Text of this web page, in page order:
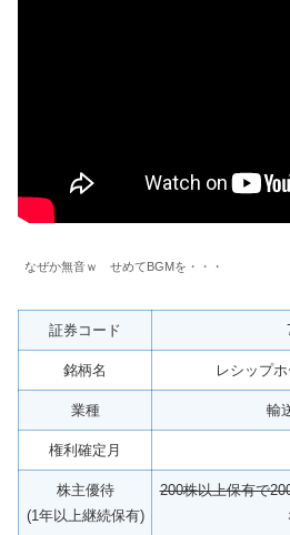
なぜか無音ｗ せめてBGMを・・・
証券コード
銘柄名 レシップ
業種 輸
権利確定月
株主優待
(1年以上継続保有)
200株以上保有で